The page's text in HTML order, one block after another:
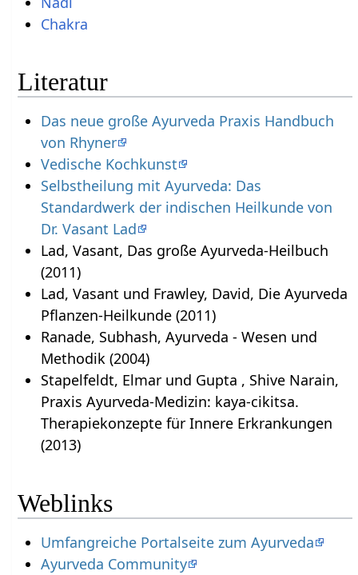
Chakra
Literatur
Das neue große Ayurveda Praxis Handbuch
von Rhyner
Vedische Kochkunst
Selbstheilung mit Ayurveda: Das
Standardwerk der indischen Heilkunde von
Dr. Vasant Lad
Lad, Vasant, Das große Ayurveda-Heilbuch
(2011)
Lad, Vasant und Frawley, David, Die Ayurveda
Pflanzen-Heilkunde (2011)
Ranade, Subhash, Ayurveda - Wesen und
Methodik (2004)
Stapelfeldt, Elmar und Gupta , Shive Narain,
Praxis Ayurveda-Medizin: kaya-cikitsa.
Therapiekonzepte für Innere Erkrankungen
(2013)
Weblinks
Umfangreiche Portalseite zum Ayurveda
Ayurveda Community